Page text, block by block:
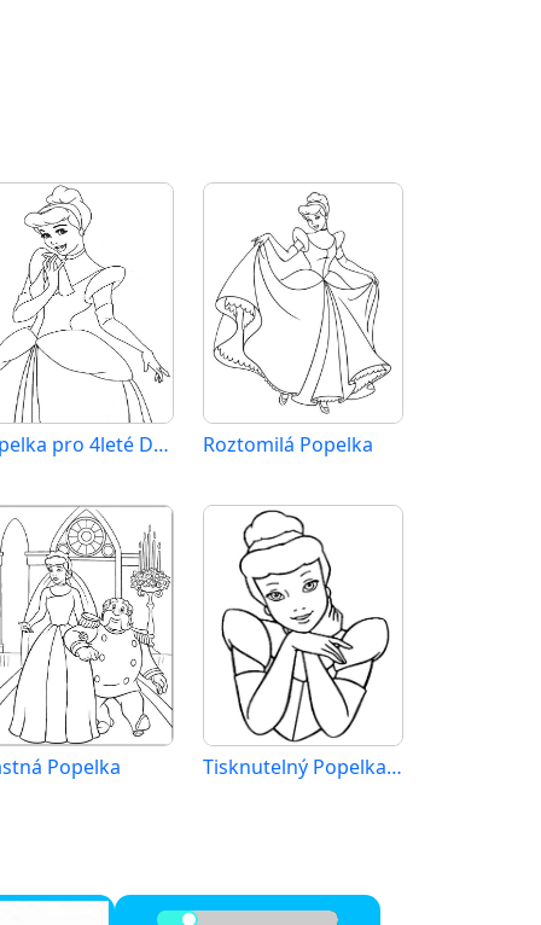
Popelka pro 4leté Děti Roztomilá Popelka
Popelka Tisknutelný Popelka Obrázek pro Děti